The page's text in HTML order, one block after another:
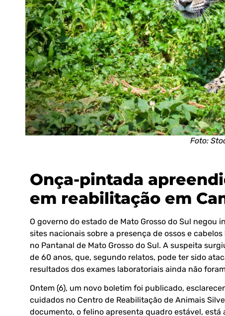
Foto:
Onça-pintada
em reabilitação em
O governo do estado de Mato Grosso do Sul
sites nacionais sobre a presença de ossos e
no Pantanal de Mato Grosso do Sul. A suspeita
de 60 anos, que, segundo relatos, pode ter sido
resultados dos exames laboratoriais ainda não
Ontem (6), um novo boletim foi publicado,
cuidados no Centro de Reabilitação de Animais
documento, o felino apresenta quadro estável,